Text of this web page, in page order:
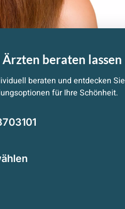
beraten lassen
beraten und entdecken Sie
für Ihre Schönheit.